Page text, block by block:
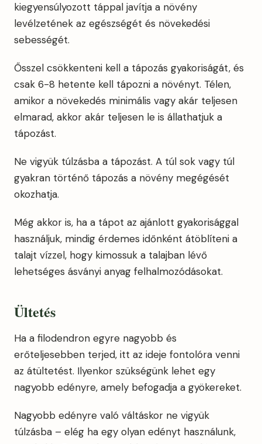
kiegyensúlyozott táppal javítja a növény
levélzetének az egészségét és növekedési
sebességét.
Ősszel csökkenteni kell a tápozás gyakoriságát, és
csak 6-8 hetente kell tápozni a növényt. Télen,
amikor a növekedés minimális vagy akár teljesen
elmarad, akkor akár teljesen le is állathatjuk a
tápozást.
Ne vigyük túlzásba a tápozást. A túl sok vagy túl
gyakran történő tápozás a növény megégését
okozhatja.
Még akkor is, ha a tápot az ajánlott gyakorisággal
használjuk, mindig érdemes időnként átöblíteni a
talajt vízzel, hogy kimossuk a talajban lévő
lehetséges ásványi anyag felhalmozódásokat.
Ültetés
Ha a filodendron egyre nagyobb és
erőteljesebben terjed, itt az ideje fontolóra venni
az átültetést. Ilyenkor szükségünk lehet egy
nagyobb edényre, amely befogadja a gyökereket.
Nagyobb edényre való váltáskor ne vigyük
túlzásba – elég ha egy olyan edényt használunk,